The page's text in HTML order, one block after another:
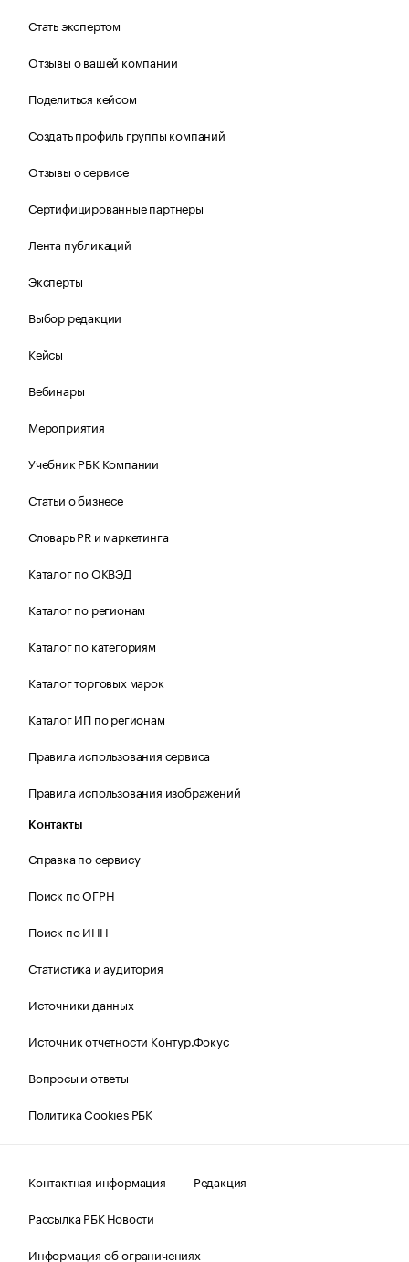
Стать экспертом
Отзывы о вашей компании
Поделиться кейсом
Создать профиль группы компаний
Отзывы о сервисе
Сертифицированные партнеры
Лента публикаций
Эксперты
Выбор редакции
Кейсы
Вебинары
Мероприятия
Учебник РБК Компании
Статьи о бизнесе
Словарь PR и маркетинга
Каталог по ОКВЭД
Каталог по регионам
Каталог по категориям
Каталог торговых марок
Каталог ИП по регионам
Правила использования сервиса
Правила использования изображений
Контакты
Справка по сервису
Поиск по ОГРН
Поиск по ИНН
Статистика и аудитория
Источники данных
Источник отчетности Контур.Фокус
Вопросы и ответы
Политика Cookies РБК
Контактная информация
Редакция
Рассылка РБК Новости
Информация об ограничениях